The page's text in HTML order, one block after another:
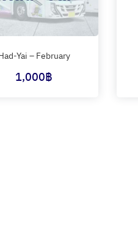
Yai – February
1,000฿